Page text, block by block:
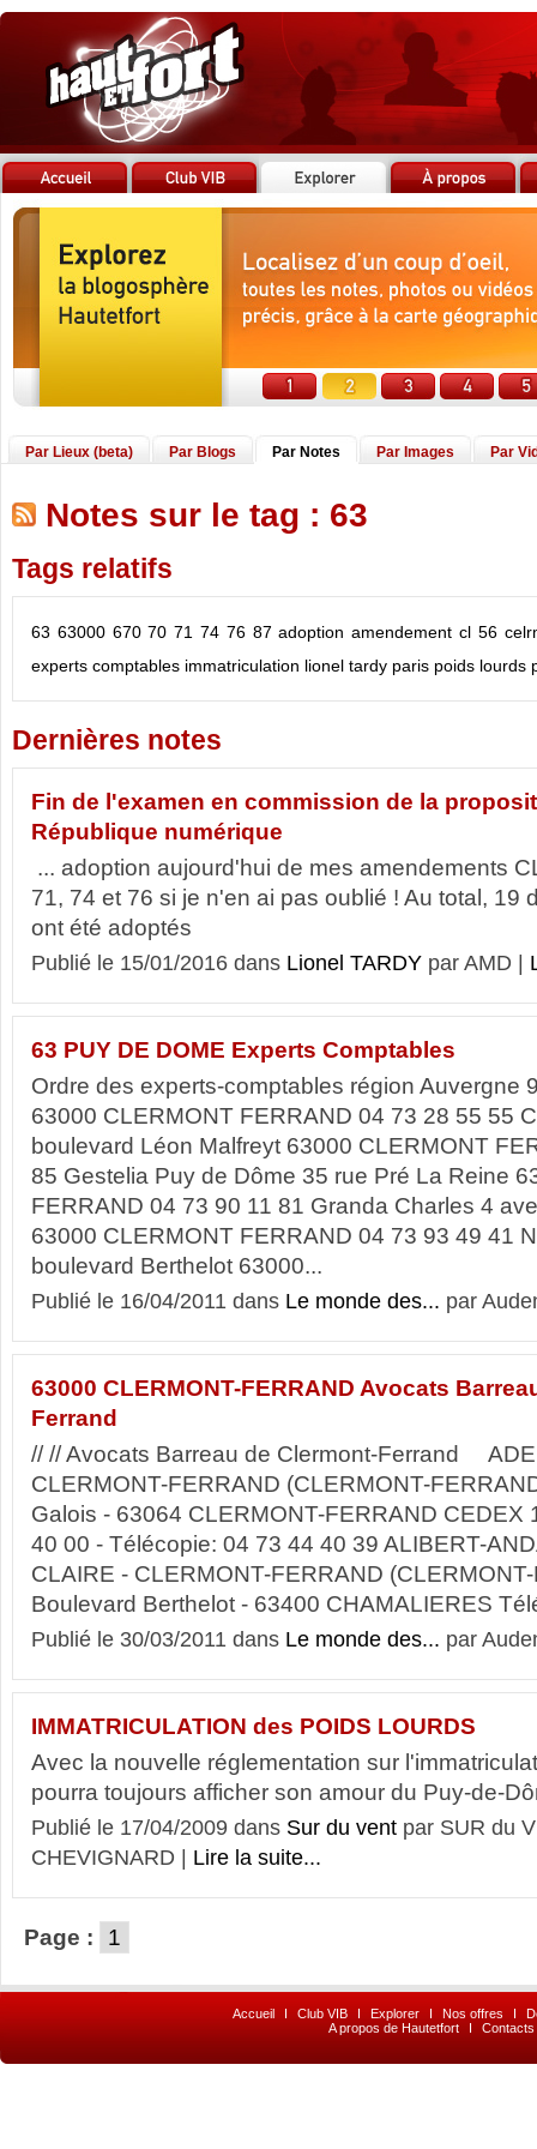
Par Lieux (beta) Par Blogs Par Notes Par Images Par
Notes sur le tag : 63
Tags relatifs
63 63000 670 70 71 74 76 87 adoption amendement cl 56
experts comptables immatriculation lionel tardy paris poids lourds
Dernières notes
Fin de l'examen en commission de la
République numérique
... adoption aujourd'hui de mes amendements
71, 74 et 76 si je n'en ai pas oublié ! Au total, 19
ont été adoptés
Publié le 15/01/2016 dans Lionel TARDY par AMD |
63 PUY DE DOME Experts Comptables
Ordre des experts-comptables région Auvergne
63000 CLERMONT FERRAND 04 73 28 55 55
boulevard Léon Malfreyt 63000 CLERMONT
85 Gestelia Puy de Dôme 35 rue Pré La Reine
FERRAND 04 73 90 11 81 Granda Charles 4
63000 CLERMONT FERRAND 04 73 93 49 41
boulevard Berthelot 63000...
Publié le 16/04/2011 dans Le monde des... par
63000 CLERMONT-FERRAND Avocats
Ferrand
// // Avocats Barreau de Clermont-Ferrand
CLERMONT-FERRAND (CLERMONT-
Galois - 63064 CLERMONT-FERRAND CEDEX
40 00 - Télécopie: 04 73 44 40 39 ALIBERT-
CLAIRE - CLERMONT-FERRAND
Boulevard Berthelot - 63400 CHAMALIERES
Publié le 30/03/2011 dans Le monde des... par
IMMATRICULATION des POIDS LOURDS
Avec la nouvelle réglementation sur
pourra toujours afficher son amour du Puy-de-
Publié le 17/04/2009 dans Sur du vent par SUR du
CHEVIGNARD | Lire la suite...
Page : 1
Accueil I Club VIB I Explorer I Nos offres I
A propos de Hautetfort
I Contacts